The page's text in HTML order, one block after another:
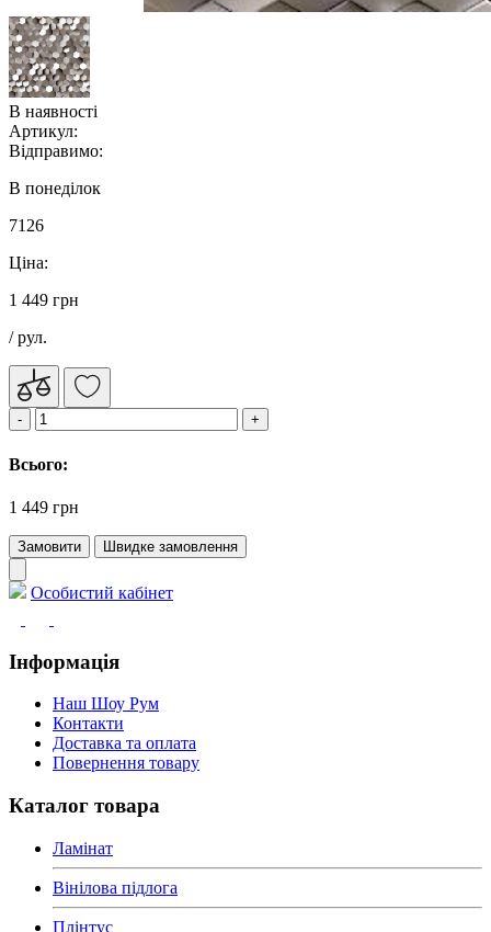
В наявності
Артикул:
Відправимо:
В понеділок
7126
Ціна:
1 449 грн
/ рул.
Всього:
1 449 грн
Замовити Швидке замовлення
Особистий кабінет
Інформація
Наш Шоу Рум
Контакти
Доставка та оплата
Повернення товару
Каталог товара
Ламінат
Вінілова підлога
Плінтус